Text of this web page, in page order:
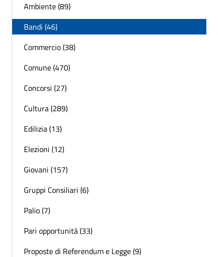
Ambiente (89)
Bandi (46)
Commercio (38)
Comune (470)
Concorsi (27)
Cultura (289)
Edilizia (13)
Elezioni (12)
Giovani (157)
Gruppi Consiliari (6)
Palio (7)
Pari opportunità (33)
Proposte di Referendum e Legge (9)